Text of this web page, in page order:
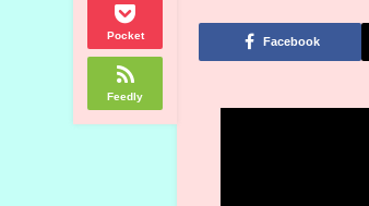
Pocket
Feedly
Facebook